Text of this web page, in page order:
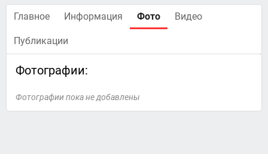
Главное Информация Фото Видео
Публикации
Фотографии:
Фотографии пока не добавлены